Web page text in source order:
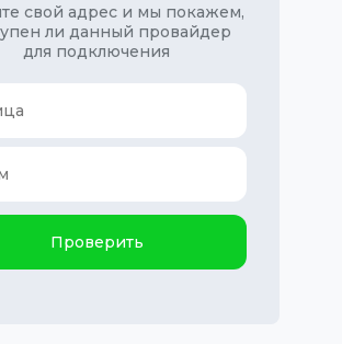
свой адрес и мы покажем,
ли данный провайдер
для подключения
Проверить